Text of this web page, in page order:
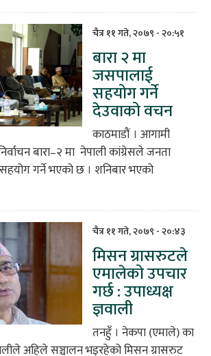
चैत्र ११ गते, २०७९ - २०:५१
बारा २ मा
जसपालाई
सहयोग गर्ने
देउवाको वचन
काठमाडौं । आगामी
बारा–२ मा नेपाली कांग्रेसले जनता
सहयोग गर्ने भएको छ । शनिबार भएको
चैत्र ११ गते, २०७९ - २०:४३
मिसन ग्रासरुटले
एमालेको उपचार
गर्छ : उपाध्यक्ष
ज्ञवाली
तनहुँ । नेकपा (एमाले) का
अहिले सञ्चालन भइरहेको मिसन ग्रासरुट